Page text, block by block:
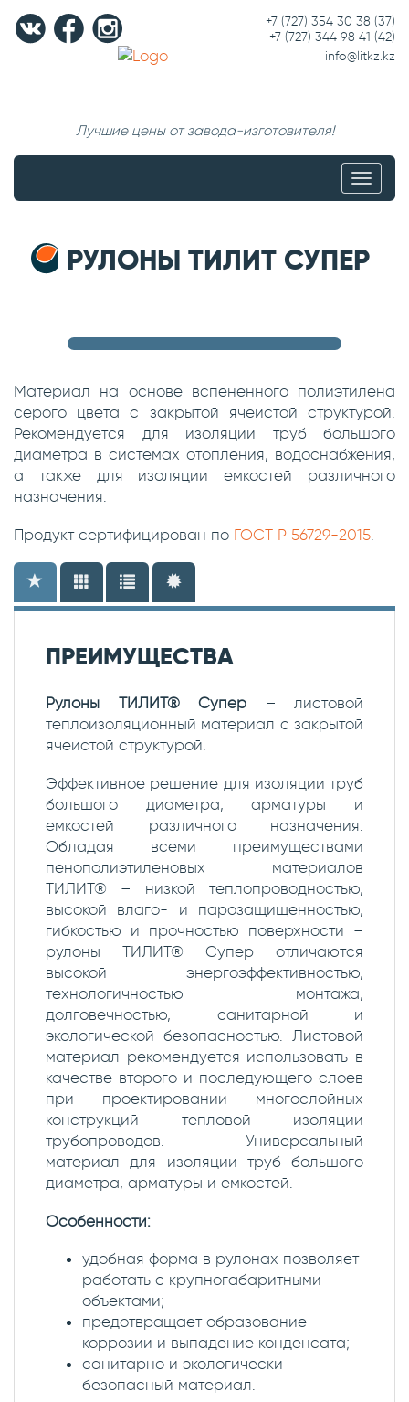
Лучшие цены от завода-изготовителя!
+7 (727) 354 30 38 (37)
+7 (727) 344 98 41 (42)
info@litkz.kz
Меню
РУЛОНЫ ТИЛИТ СУПЕР
Материал на основе вспененного полиэтилена
серого цвета с закрытой ячеистой структурой.
Рекомендуется для изоляции труб большого
диаметра в системах отопления, водоснабжения,
а также для изоляции емкостей различного
назначения.
Продукт сертифицирован по ГОСТ Р 56729-2015
ПРЕИМУЩЕСТВА
Рулоны ТИЛИТ® Супер – листовой
теплоизоляционный материал с закрытой
ячеистой структурой.
Эффективное решение для изоляции труб
большого диаметра, арматуры и
емкостей различного назначения.
Обладая всеми преимуществами
пенополиэтиленовых материалов
ТИЛИТ® – низкой теплопроводностью,
высокой влаго- и парозащищенностью,
гибкостью и прочностью поверхности –
рулоны ТИЛИТ® Супер отличаются
высокой энергоэффективностью,
технологичностью монтажа,
долговечностью, санитарной и
экологической безопасностью. Листовой
материал рекомендуется использовать в
качестве второго и последующего слоев
при проектировании многослойных
конструкций тепловой изоляции
трубопроводов. Универсальный
материал для изоляции труб большого
диаметра, арматуры и емкостей.
Особенности:
удобная форма в рулонах позволяет
работать с крупногабаритными
объектами;
предотвращает образование
коррозии и выпадение конденсата;
санитарно и экологически
безопасный материал.